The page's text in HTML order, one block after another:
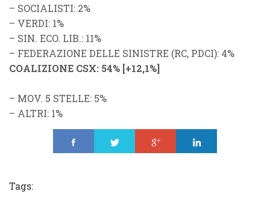
– SOCIALISTI: 2%
– VERDI: 1%
– SIN. ECO. LIB.: 11%
– FEDERAZIONE DELLE SINISTRE (RC, PDCI): 4%
COALIZIONE CSX: 54% [+12,1%]
– MOV. 5 STELLE: 5%
– ALTRI: 1%
Tags: